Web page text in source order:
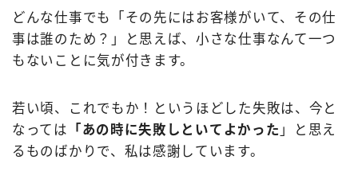
どんな仕事でも「その先にはお客様がいて、その仕
事は誰のため？」と思えば、小さな仕事なんて一つ
もないことに気が付きます。
若い頃、これでもか！というほどした失敗は、今と
なっては
「あの時に失敗しといてよかった 」と思え
るものばかりで、私は感謝しています。